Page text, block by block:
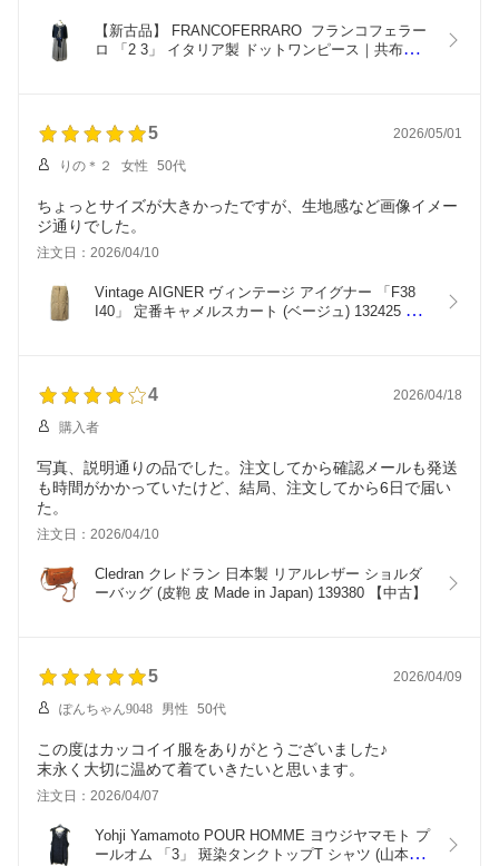
【新古品】 FRANCOFERRARO  フランコフェラー
ロ 「2 3」 イタリア製 ドットワンピース｜共布ボ
5 2026/05/01
りの＊２ 女性 50代
ちょっとサイズが大きかったですが、生地感など画像イメー
ジ通りでした。
注文日：2026/04/10
Vintage AIGNER ヴィンテージ アイグナー 「F38
I40」 定番キャメルスカート (ベージュ) 132425
4 2026/04/18
購入者
写真、説明通りの品でした。注文してから確認メールも発送
も時間がかかっていたけど、結局、注文してから6日で届い
た。
注文日：2026/04/10
Cledran クレドラン 日本製 リアルレザー ショルダ
ーバッグ (皮鞄 皮 Made in Japan) 139380 【中古】
5 2026/04/09
ぽんちゃん9048 男性 50代
この度はカッコイイ服をありがとうございました♪
末永く大切に温めて着ていきたいと思います。
注文日：2026/04/07
Yohji Yamamoto POUR HOMME ヨウジヤマモト プ
ールオム 「3」 斑染タンクトップT シャツ (山本耀